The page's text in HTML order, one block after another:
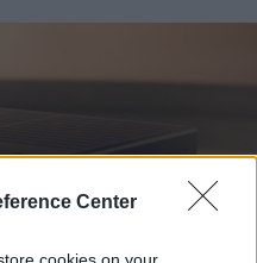
Center